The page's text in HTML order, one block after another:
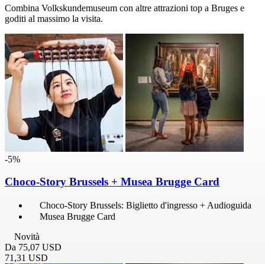
Combina Volkskundemuseum con altre attrazioni top a Bruges e
goditi al massimo la visita.
-5%
Choco-Story Brussels + Musea Brugge Card
Choco-Story Brussels: Biglietto d'ingresso + Audioguida
Musea Brugge Card
Novità
Da 75,07 USD
71,31 USD